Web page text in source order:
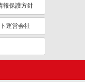
詳細を見る
1250円 ※交通費全額支
20.9万円（20日勤務＋
報保護方針
運営会社